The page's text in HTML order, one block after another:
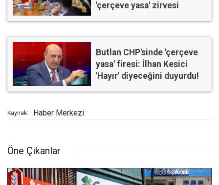
'çerçeve yasa' zirvesi
Butlan CHP'sinde 'çerçeve
yasa' firesi: İlhan Kesici
'Hayır' diyeceğini duyurdu!
Kaynak: Haber Merkezi
Öne Çıkanlar